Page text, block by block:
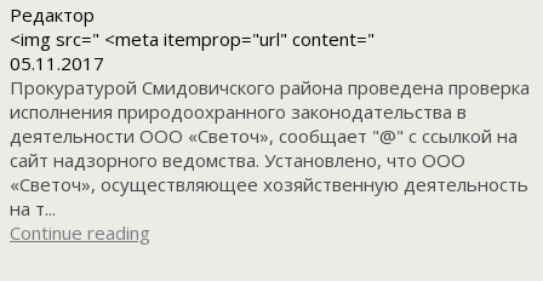
Редактор
<img src=" <meta itemprop="url" content="
05.11.2017
Прокуратурой Смидовичского района проведена проверка
исполнения природоохранного законодательства в
деятельности ООО «Светоч», сообщает "@" с ссылкой на
сайт надзорного ведомства. Установлено, что ООО
«Светоч», осуществляющее хозяйственную деятельность
на т...
Continue reading